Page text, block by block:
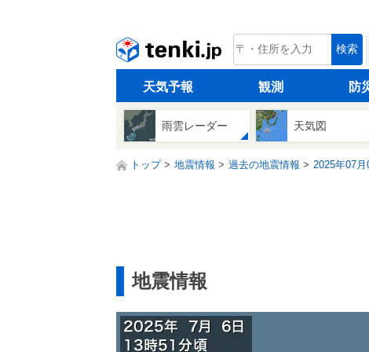
tenki.jp 検索
天気予報 観測 防
雨雲レーダー 天気図
トップ 地震情報 過去の地震情報 2025年07月
地震情報